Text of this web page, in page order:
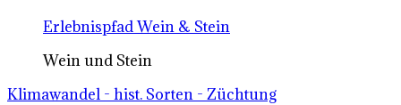
Erlebnispfad Wein & Stein
Wein und Stein
Klimawandel - hist. Sorten - Züchtung